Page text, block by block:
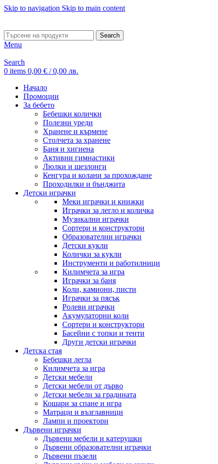
Skip to navigation Skip to main content
Search
Menu
Search
0 items 0,00 € / 0,00 лв.
Начало
Промоции
За бебето
Бебешки колички
Полезни уреди
Хранене и кърмене
Столчета за хранене
Баня и хигиена
Активни гимнастики
Люлки и шезлонги
Кенгура и колани за прохождане
Проходилки и бънджита
Детски играчки
Меки играчки и книжки
Играчки за легло и количка
Музикални играчки
Сортери и конструктори
Образователни играчки
Детски кукли
Колички за кукли
Инструменти и работилници
Килимчета за игра
Играчки за баня
Коли, камиони, писти
Играчки за пясък
Ролеви играчки
Акумулаторни коли
Сортери и конструктори
Басейни с топки и тенти
Други детски играчки
Детска стая
Бебешки легла
Килимчета за игра
Детски мебели
Детски мебели от дърво
Детски мебели за градината
Кошари за спане и игра
Матраци и възглавници
Лампи и проектори
Дървени играчки
Дървени мебели и катерушки
Дървени образователни играчки
Дървени пъзели